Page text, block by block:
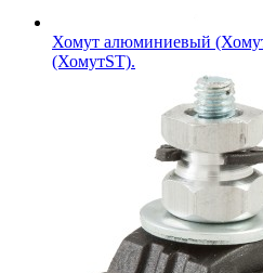
Хомут алюминиевый
(ХомутST).